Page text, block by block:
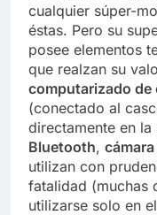
cualquier súper-
éstas. Pero su
posee elementos
que realzan su
computarizado de
(conectado al
directamente en
Bluetooth, cámara
utilizan con
fatalidad (muchas
utilizarse solo en